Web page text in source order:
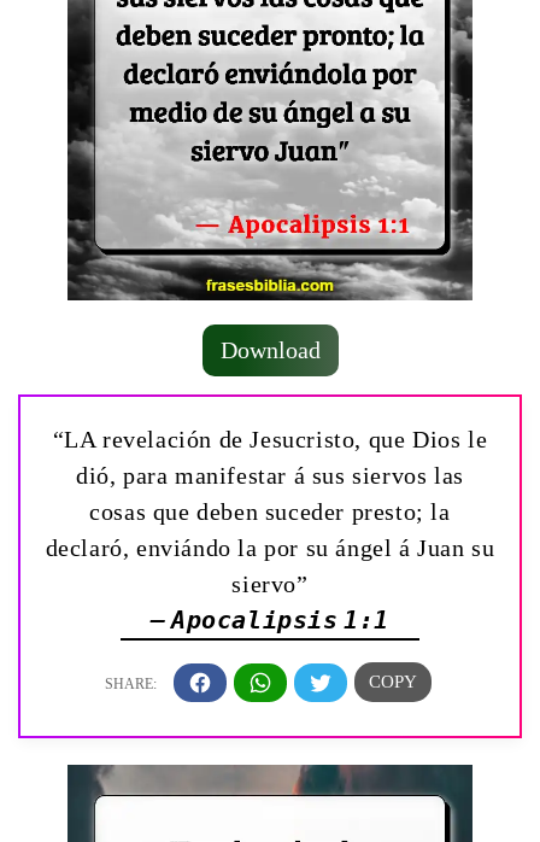
Download
“LA revelación de Jesucristo, que Dios le
dió, para manifestar á sus siervos las
cosas que deben suceder presto; la
declaró, enviándo la por su ángel á Juan su
siervo”
— Apocalipsis 1:1